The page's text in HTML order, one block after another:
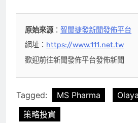
原始來源：智聞捷發新聞發佈平台
網址： https://www.111.net.tw
歡迎前往新聞發佈平台發佈新聞
Tagged: MS Pharma
策略投資